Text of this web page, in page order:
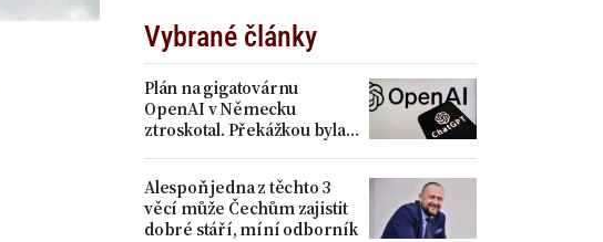
Vybrané články
Plán na gigatovárnu
OpenAI v Německu
ztroskotal. Překážkou byla
Alespoň jedna z těchto 3
věcí může Čechům zajistit
dobré stáří, míní odborník